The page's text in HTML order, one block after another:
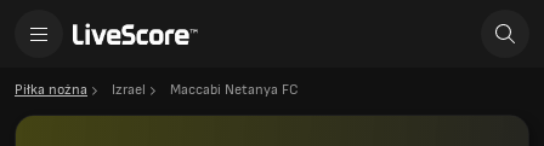
Piłka nożna Izrael Maccabi Netanya FC